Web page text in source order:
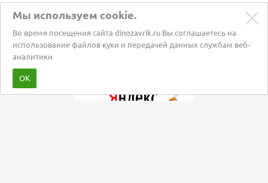
Мы используем cookie.
Во время посещения сайта dinozavrik.ru Вы соглашаетесь на
использование файлов куки и передачей данных службам веб-
аналитики
ОК